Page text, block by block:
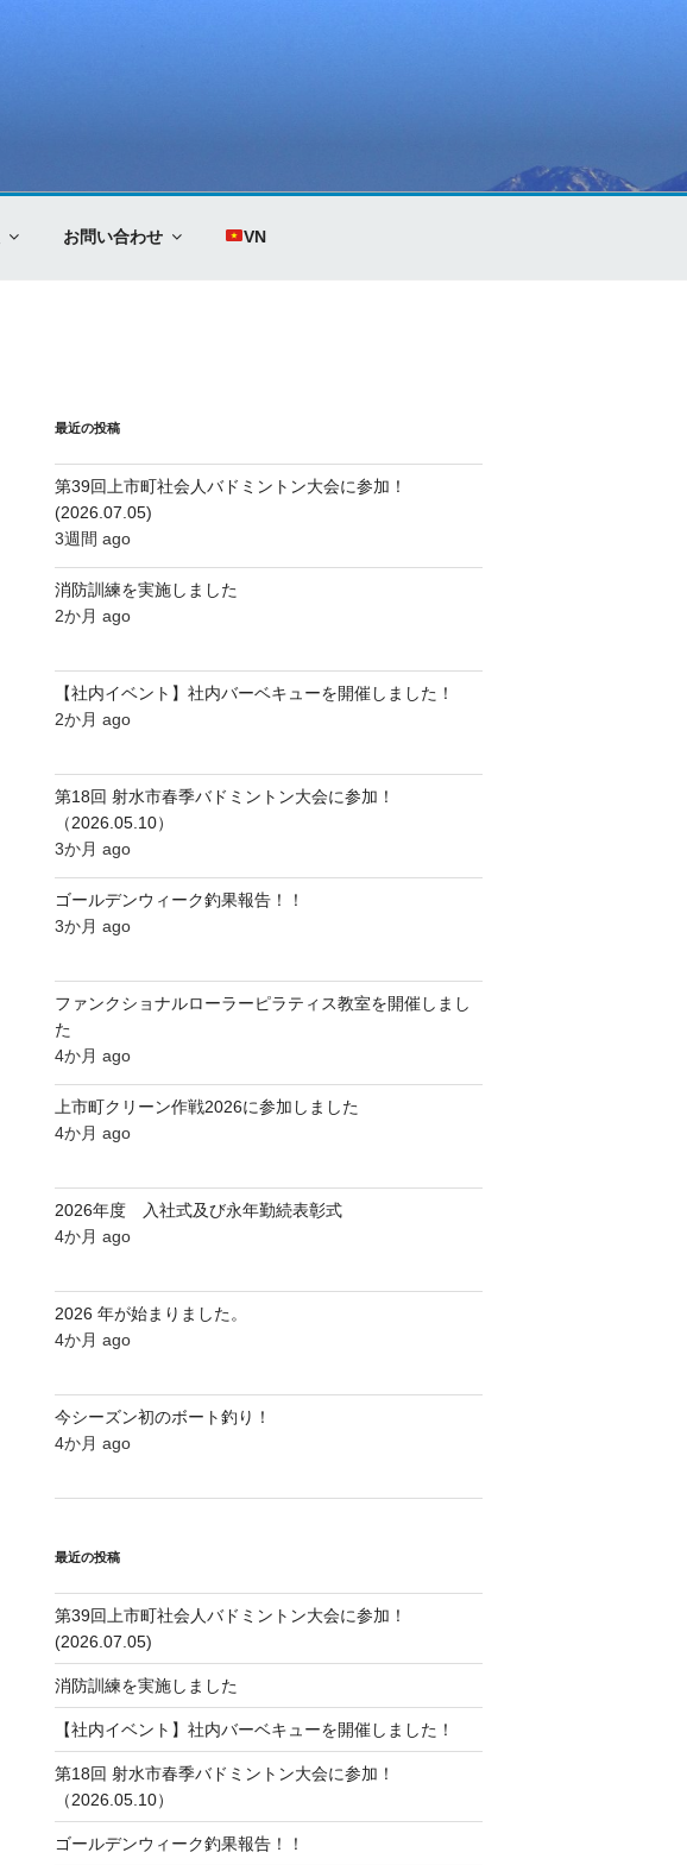
お問い合わせ VN
最近の投稿
第39回上市町社会人バドミントン大会に参加！
(2026.07.05)
3週間 ago
消防訓練を実施しました
2か月 ago
【社内イベント】社内バーベキューを開催しました！
2か月 ago
第18回 射水市春季バドミントン大会に参加！
（2026.05.10）
3か月 ago
ゴールデンウィーク釣果報告！！
3か月 ago
ファンクショナルローラーピラティス教室を開催しまし
た
4か月 ago
上市町クリーン作戦2026に参加しました
4か月 ago
2026年度 入社式及び永年勤続表彰式
4か月 ago
2026 年が始まりました。
4か月 ago
今シーズン初のボート釣り！
4か月 ago
最近の投稿
第39回上市町社会人バドミントン大会に参加！
(2026.07.05)
消防訓練を実施しました
【社内イベント】社内バーベキューを開催しました！
第18回 射水市春季バドミントン大会に参加！
（2026.05.10）
ゴールデンウィーク釣果報告！！